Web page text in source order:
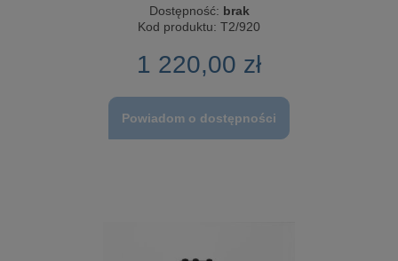
Dostępność: brak
Kod produktu: T2/920
1 220,00 zł
Powiadom o dostępności